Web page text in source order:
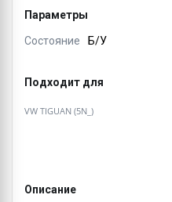
Параметры
Состояние Б/У
Подходит для
VW TIGUAN (5N_)
Описание